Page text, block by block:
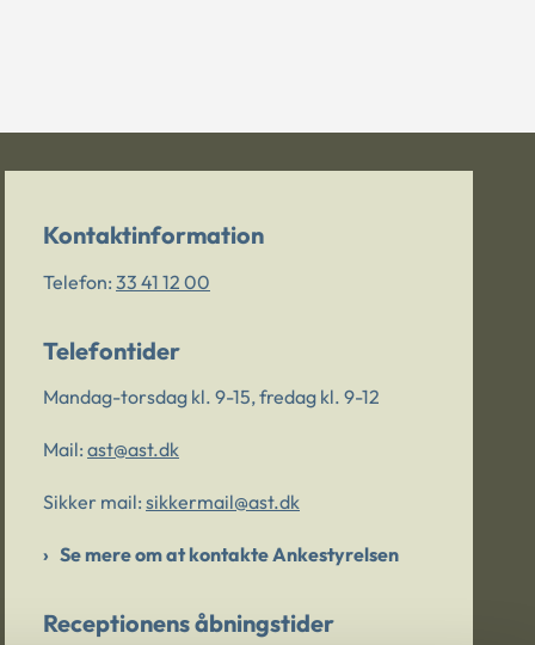
Kontaktinformation
Telefon: 33 41 12 00
Telefontider
Mandag-torsdag kl. 9-15, fredag kl. 9-12
Mail: ast@ast.dk
Sikker mail: sikkermail@ast.dk
Se mere om at kontakte Ankestyrelsen
Receptionens åbningstider